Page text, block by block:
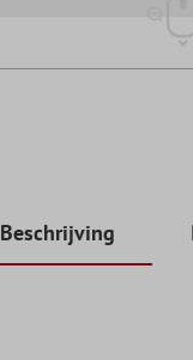
Beschrijving